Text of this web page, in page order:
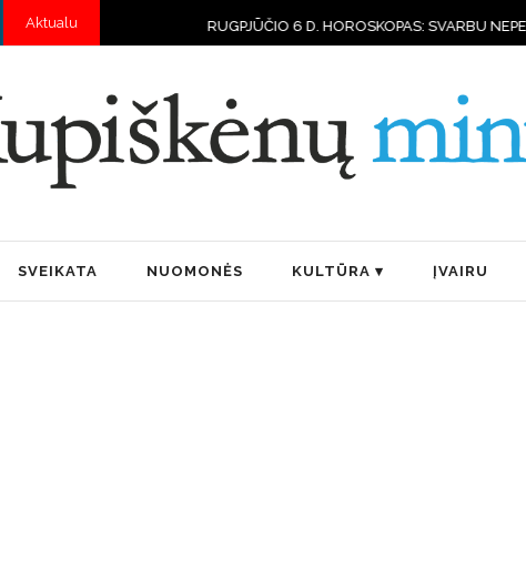
Aktualu
RUGPJŪČIO 6 D. HOROSKOPAS: SVARBU NEPERŽENGTI SAVO GALIMYBIŲ
SVEIKATA NUOMONĖS KULTŪRA ĮVAIRU